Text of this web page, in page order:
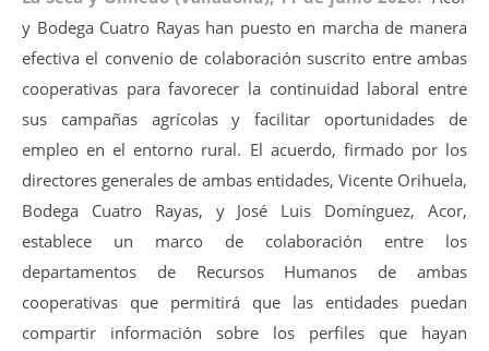
y Bodega Cuatro Rayas han puesto en marcha de manera
efectiva el convenio de colaboración suscrito entre ambas
cooperativas para favorecer la continuidad laboral entre
sus campañas agrícolas y facilitar oportunidades de
empleo en el entorno rural. El acuerdo, firmado por los
directores generales de ambas entidades, Vicente Orihuela,
Bodega Cuatro Rayas, y José Luis Domínguez, Acor,
establece un marco de colaboración entre los
departamentos de Recursos Humanos de ambas
cooperativas que permitirá que las entidades puedan
compartir información sobre los perfiles que hayan